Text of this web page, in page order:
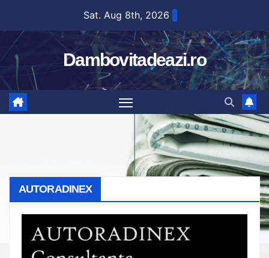
content
Sat. Aug 8th, 2026
Dambovitadeazi.ro
AUTORADINEX